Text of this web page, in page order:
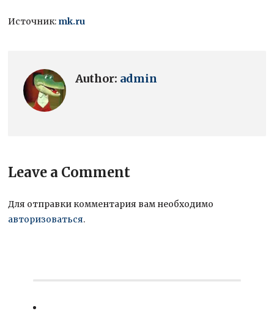
Источник: mk.ru
Author: admin
Leave a Comment
Для отправки комментария вам необходимо
авторизоваться.